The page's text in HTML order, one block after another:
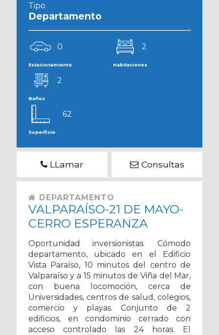
Tipo
Departamento
0
Estacionamiento
2
Habitaciones
2
Baños
62
Superficie
LLamar Consultas
DEPARTAMENTO
VALPARAÍSO-21 DE MAYO-
CERRO ESPERANZA
Oportunidad inversionistas. Cómodo
departamento, ubicado en el Edificio
Vista Paraíso, 10 minutos del centro de
Valparaíso y a 15 minutos de Viña del Mar,
con buena locomoción, cerca de
Universidades, centros de salud, colegios,
comercio y playas. Conjunto de 2
edificios, en condominio cerrado con
acceso controlado las 24 horas. El